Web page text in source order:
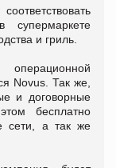
супермаркете
и гриль.
Novus. Так же,
и договорные
бесплатно
сети, а так же